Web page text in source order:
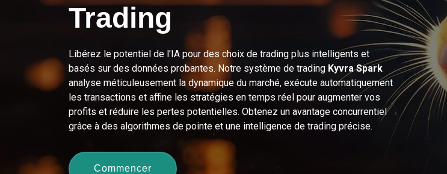
Trading
Libérez le potentiel de l'IA pour des choix de trading plus intelligents et
basés sur des données probantes. Notre système de trading Kyvra Spark
analyse méticuleusement la dynamique du marché, exécute automatiquement
les transactions et affine les stratégies en temps réel pour augmenter vos
profits et réduire les pertes potentielles. Obtenez un avantage concurrentiel
grâce à des algorithmes de pointe et une intelligence de trading précise.
Commencer